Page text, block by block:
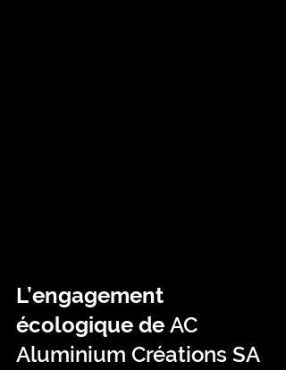
L’engagement
écologique de AC
Aluminium Créations SA